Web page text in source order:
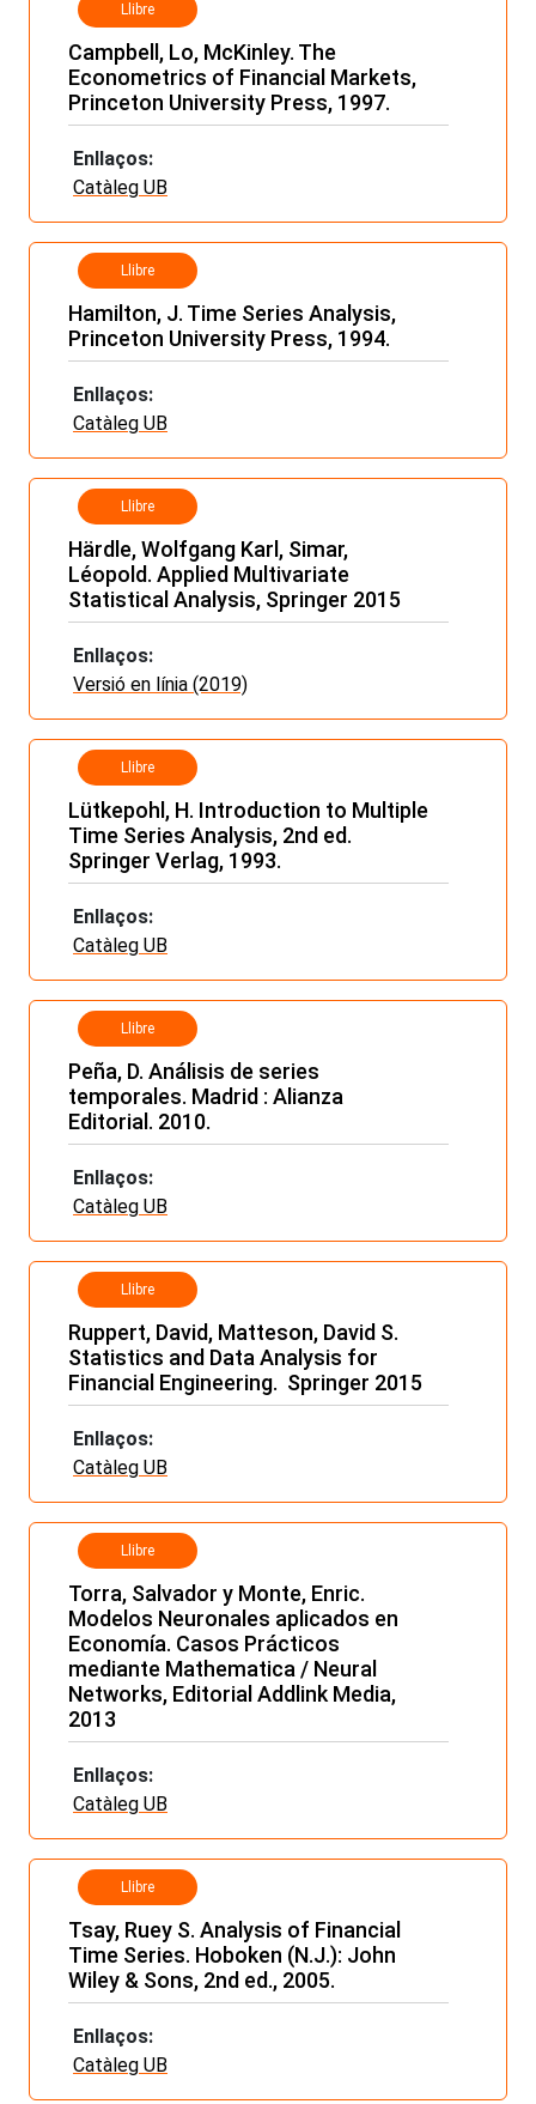
Llibre
Campbell, Lo, McKinley. The
Econometrics of Financial Markets,
Princeton University Press, 1997.
Enllaços:
Catàleg UB
Llibre
Hamilton, J. Time Series Analysis,
Princeton University Press, 1994.
Enllaços:
Catàleg UB
Llibre
Härdle, Wolfgang Karl, Simar,
Léopold. Applied Multivariate
Statistical Analysis, Springer 2015
Enllaços:
Versió en línia (2019)
Llibre
Lütkepohl, H. Introduction to Multiple
Time Series Analysis, 2nd ed.
Springer Verlag, 1993.
Enllaços:
Catàleg UB
Llibre
Peña, D. Análisis de series
temporales. Madrid : Alianza
Editorial. 2010.
Enllaços:
Catàleg UB
Llibre
Ruppert, David, Matteson, David S.
Statistics and Data Analysis for
Financial Engineering. Springer 2015
Enllaços:
Catàleg UB
Llibre
Torra, Salvador y Monte, Enric.
Modelos Neuronales aplicados en
Economía. Casos Prácticos
mediante Mathematica / Neural
Networks, Editorial Addlink Media,
2013
Enllaços:
Catàleg UB
Llibre
Tsay, Ruey S. Analysis of Financial
Time Series. Hoboken (N.J.): John
Wiley & Sons, 2nd ed., 2005.
Enllaços:
Catàleg UB